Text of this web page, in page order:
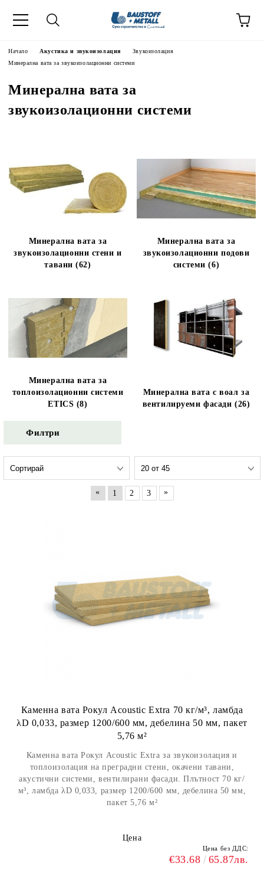
Начало Акустика и звукоизолация
Звукоизолация
Минерална вата за звукоизолационни системи
Минерална вата за
звукоизолационни системи
Минерална вата за
звукоизолационни стени и
тавани (62)
Минерална вата за
звукоизолационни подови
системи (6)
Минерална вата за
топлоизолационни системи
ETICS (8)
Минерална вата с воал за
вентилируеми фасади (26)
Филтри
« 1 2 3 »
Каменна вата Рокул Acoustic Extra 70 кг/м³, ламбда
λD 0,033, размер 1200/600 мм, дебелина 50 мм, пакет
5,76 м²
Каменна вата Рокул Acoustic Extra за звукоизолация и
топлоизолация на преградни стени, окачени тавани,
акустични системи, вентилирани фасади. Плътност 70 кг/
м³, ламбда λD 0,033, размер 1200/600 мм, дебелина 50 мм,
пакет 5,76 м²
Цена
Цена без ДДС:
€33.68 65.87лв.